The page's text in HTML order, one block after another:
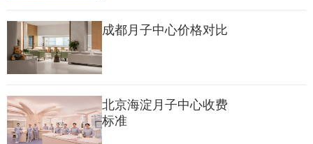
成都月子中心价格对比
北京海淀月子中心收费
标准